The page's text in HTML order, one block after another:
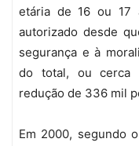
etária de 16 ou 17
autorizado desde
segurança e à
do total, ou cerca
redução de 336 mil
Em 2000, segundo